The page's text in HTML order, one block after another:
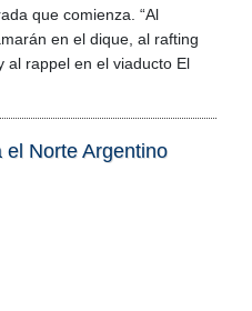
que comienza. “Al
en el dique, al rafting
al rappel en el viaducto El
el Norte Argentino